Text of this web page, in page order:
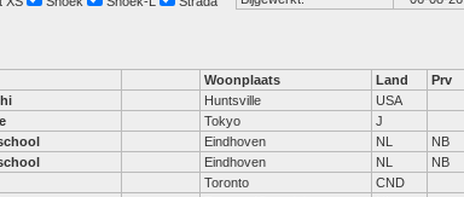
Woonplaats Land
Prv
Huntsville
USA
Tokyo
J
Eindhoven NL
NB
Eindhoven NL
NB
Toronto
CND